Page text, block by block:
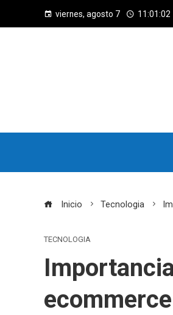
viernes, agosto 7 11:01:03
Inicio Tecnologia
TECNOLOGIA